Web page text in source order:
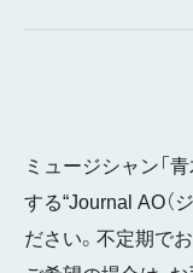
ミュージシャン「
する“Journal AO（
ださい。不定期で